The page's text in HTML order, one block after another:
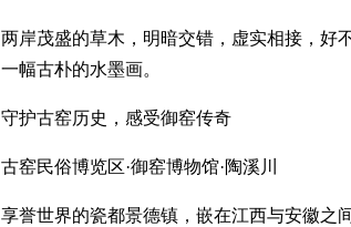
两岸茂盛的草木，明暗交错，虚实相接，好
一幅古朴的水墨画。
守护古窑历史，感受御窑传奇
古窑民俗博览区·御窑博物馆·陶溪川
享誉世界的瓷都景德镇，嵌在江西与安徽之